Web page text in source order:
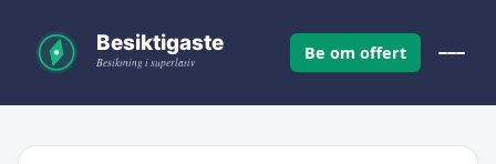
Be om offert